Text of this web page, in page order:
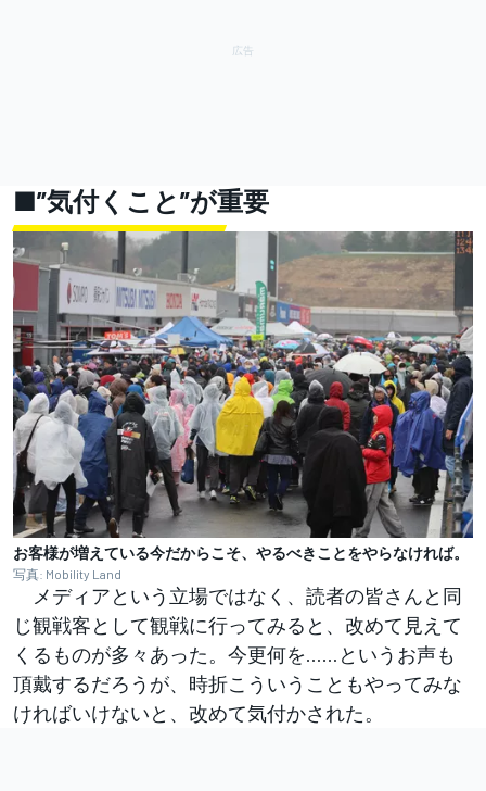
■”気付くこと”が重要
お客様が増えている今だからこそ、やるべきことをやらなければ。
写真: Mobility Land
メディアという立場ではなく、読者の皆さんと同
じ観戦客として観戦に行ってみると、改めて見えて
くるものが多々あった。今更何を……というお声も
頂戴するだろうが、時折こういうこともやってみな
ければいけないと、改めて気付かされた。